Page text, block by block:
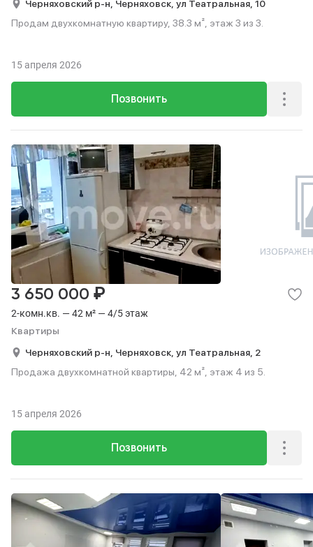
Черняховский р-н, Черняховск, ул Театральная, 10
Продам двухкомнатную квартиру, 38.3 м², этаж 3 из 3.
Позвонить
15 апреля 2026
2-комн.кв. — 42 м² — 4/5 этаж
Квартиры
3 650 000 ₽
Черняховский р-н, Черняховск, ул Театральная, 2
Продажа двухкомнатной квартиры, 42 м², этаж 4 из 5.
Позвонить
15 апреля 2026